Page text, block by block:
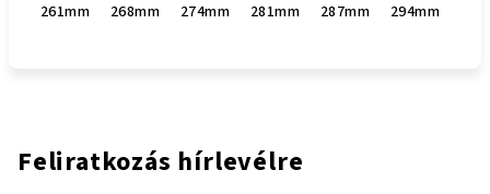
261mm
268mm 274mm 281mm 287mm 294mm
Feliratkozás hírlevélre